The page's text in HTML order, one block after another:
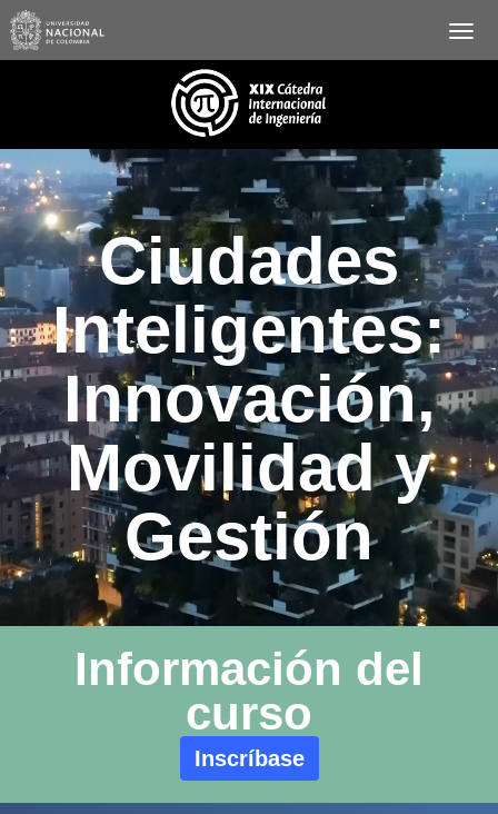
Ciudades
Inteligentes:
Innovación,
Movilidad y
Gestión
Información del
curso
Inscríbase